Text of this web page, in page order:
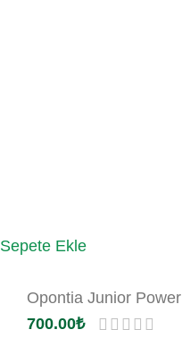
Sepete Ekle
Opontia Junior Power
700.00₺